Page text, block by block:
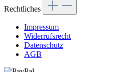
Rechtliches
Impressum
Widerrufsrecht
Datenschutz
AGB